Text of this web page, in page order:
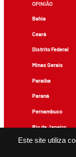
Este site utiliza
OPINIÃO
Bahia
Ceará
Distrito Federal
Minas Gerais
Paraíba
Paraná
Pernambuco
Rio de Janeiro
Rio Grande do Sul